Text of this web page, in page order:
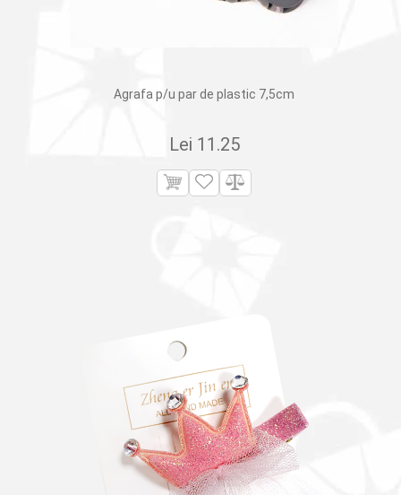
Agrafa p/u par de plastic 7,5cm
Lei 11.25